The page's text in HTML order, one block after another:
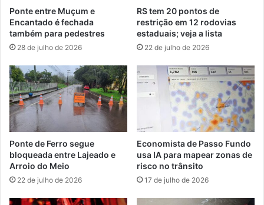
Ponte entre Muçum e
Encantado é fechada
também para pedestres
28 de julho de 2026
RS tem 20 pontos de
restrição em 12 rodovias
estaduais; veja a lista
22 de julho de 2026
Ponte de Ferro segue
bloqueada entre Lajeado e
Arroio do Meio
22 de julho de 2026
Economista de Passo Fundo
usa IA para mapear zonas de
risco no trânsito
17 de julho de 2026